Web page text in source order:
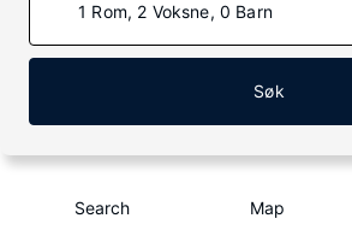
1 Rom, 2 Voksne, 0 Barn
Søk
Search Map